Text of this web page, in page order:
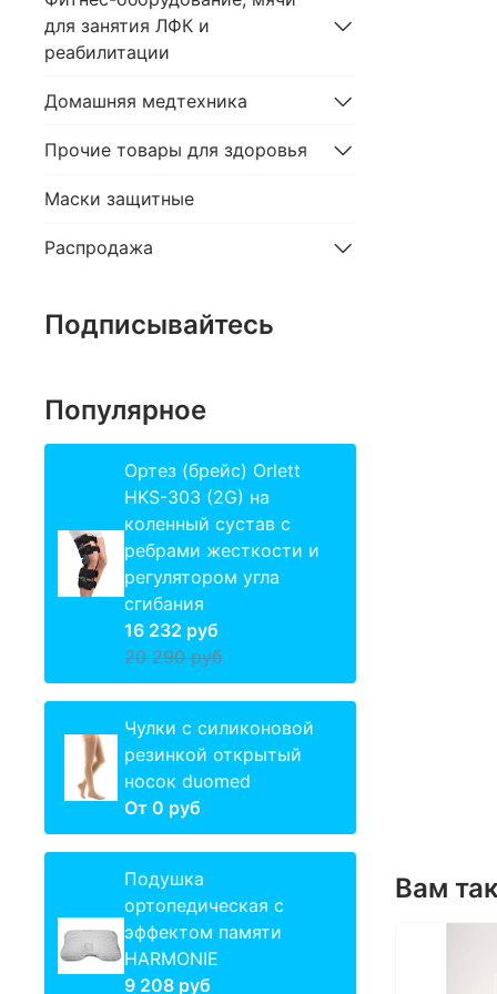
Вам
для занятия ЛФК и
реабилитации
Домашняя медтехника
Прочие товары для здоровья
Маски защитные
Распродажа
Подписывайтесь
Популярное
Ортез (брейс) Orlett
HKS-303 (2G) на
коленный сустав с
ребрами жесткости и
регулятором угла
сгибания
16 232 руб
20 290 руб
Чулки с силиконовой
резинкой открытый
носок duomed
От 0 руб
Подушка
ортопедическая с
эффектом памяти
HARMONIE
9 208 руб